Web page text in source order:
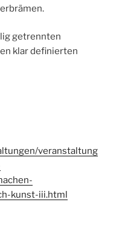
getrennten
klar definierten
veranstaltung
kunst-iii.html